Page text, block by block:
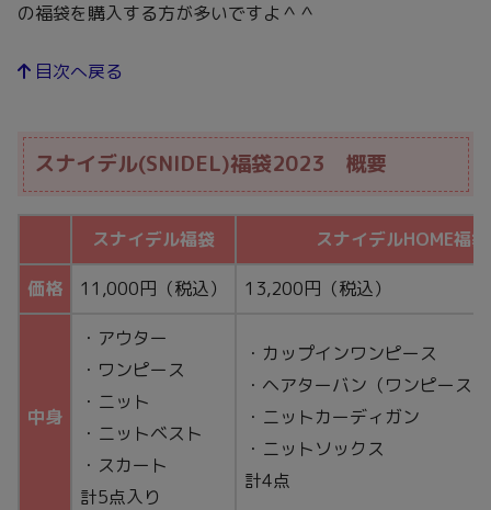
の福袋を購入する方が多いですよ＾＾
目次へ戻る
スナイデル(SNIDEL)福袋2023 概要
スナイデル福袋 スナイデルHOME福袋
価格 11,000円（税込） 13,200円（税込）
中身
・アウター
・ワンピース
・ニット
・ニットベスト
・スカート
計5点入り
・カップインワンピース
・ヘアターバン（ワンピース
・ニットカーディガン
・ニットソックス
計4点